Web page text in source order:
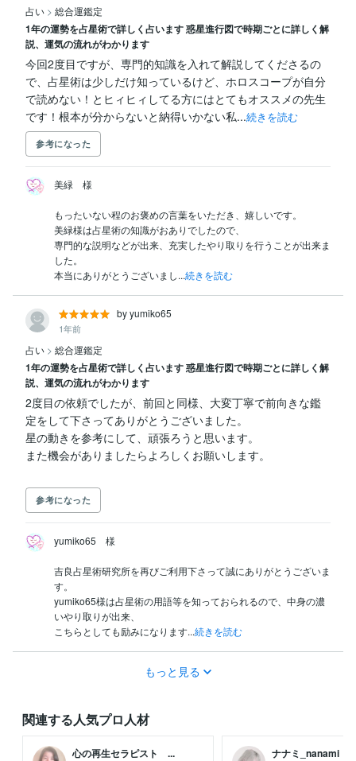
占い > 総合運鑑定
1年の運勢を占星術で詳しく占います 惑星進行図で時期ごとに詳しく解
説、運気の流れがわかります
今回2度目ですが、専門的知識を入れて解説してくださるの
で、占星術は少しだけ知っているけど、ホロスコープが自分
で読めない！とヒィヒィしてる方にはとてもオススメの先生
です！根本が分からないと納得いかない私...続きを読む
参考になった
美緑　様
もったいない程のお褒めの言葉をいただき、嬉しいです。
美緑様は占星術の知識がおありでしたので、
専門的な説明などが出来、充実したやり取りを行うことが出来ま
した。
本当にありがとうございまし...続きを読む
by yumiko65
1年前
占い > 総合運鑑定
1年の運勢を占星術で詳しく占います 惑星進行図で時期ごとに詳しく解
説、運気の流れがわかります
2度目の依頼でしたが、前回と同様、大変丁寧で前向きな鑑
定をして下さってありがとうございました。
星の動きを参考にして、頑張ろうと思います。
参考になった
yumiko65　様
吉良占星術研究所を再びご利用下さって誠にありがとうございま
す。
yumiko65様は占星術の用語等を知っておられるので、中身の濃
いやり取りが出来、
こちらとしても励みになります...続きを読む
もっと見る
関連する人気プロ人材
心の再生セラピスト ... ナナミ_nanami